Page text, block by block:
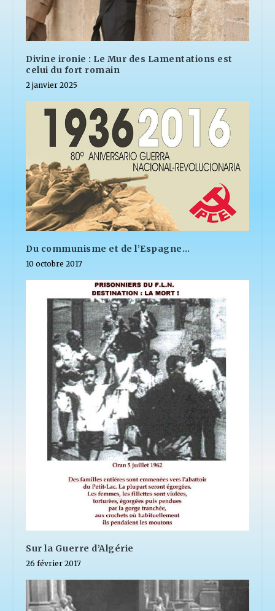
Divine ironie : Le Mur des Lamentations est
celui du fort romain
2 janvier 2025
Du communisme et de l’Espagne…
10 octobre 2017
Sur la Guerre d’Algérie
26 février 2017